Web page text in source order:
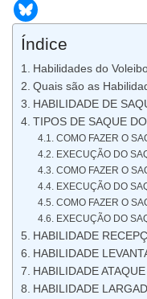
Índice
Habilidades do
Quais são as
HABILIDADE DE
TIPOS DE SAQUE
COMO FAZER O
EXECUÇÃO DO
COMO FAZER O
EXECUÇÃO DO
COMO FAZER O
EXECUÇÃO DO
HABILIDADE
HABILIDADE
HABILIDADE
HABILIDADE